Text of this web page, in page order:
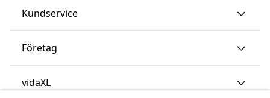
Kundservice
Företag
vidaXL